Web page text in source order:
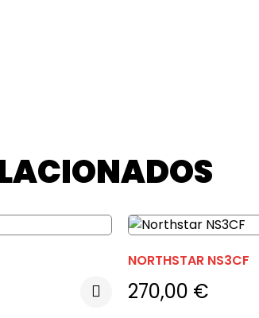
NORTHSTAR NS3CF
270,00 €